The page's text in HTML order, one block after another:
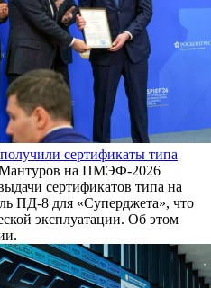
сертификаты типа
на ПМЭФ-2026
сертификатов типа на
ПД-8 для «Суперджета», что
эксплуатации. Об этом